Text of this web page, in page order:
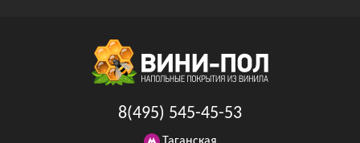
8(495) 545-45-53